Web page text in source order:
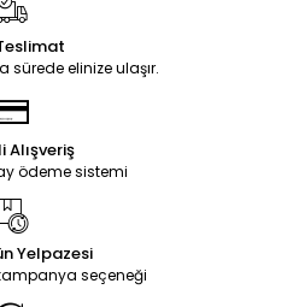
sürede elinize ulaşır.
Alışveriş
ödeme sistemi
Yelpazesi
seçeneği